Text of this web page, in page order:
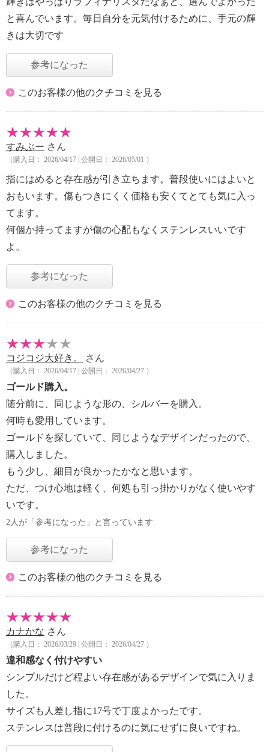
と喜んでいます。毎日自分を元気付けるために、手元の輝
きは大切です
参考になった
このお客様の他のクチコミを見る
すみぶー さん
（購入日： 2026/04/17 | 公開日： 2026/05/01 ）
指にはめると存在感が引き立ちます。普段使いにはよいと
おもいます。傷もつきにくく価格も安くてとても気に入っ
てます。
何個か持ってますが傷の心配もなくステンレスいいです
よ。
参考になった
このお客様の他のクチコミを見る
コジコジ大好き。 さん
（購入日： 2026/04/17 | 公開日： 2026/04/27 ）
ゴールド購入。
随分前に、同じような形の、シルバーを購入。
何時も愛用しています。
ゴールドを探していて、同じようなデザインだったので、
購入しました。
もう少し、細目が良かったかなと思います。
ただ、つけ心地は軽く、何処も引っ掛かりがなく使いやす
いです。
2人が「参考になった」と言っています
参考になった
このお客様の他のクチコミを見る
カナかな さん
（購入日： 2026/03/29 | 公開日： 2026/04/27 ）
違和感なく付けやすい
シンプルだけど程よい存在感があるデザインで気に入りま
した。
サイズも人差し指に17号で丁度よかったです。
ステンレスは普段に付けるのに気にせずに良いですね。